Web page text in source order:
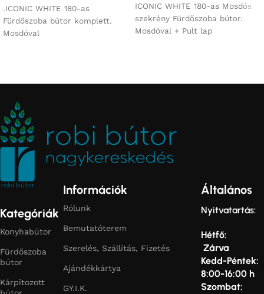
.ICONIC WHITE 180-as
Fürdőszoba bútor komplett.
Mosdóval
ICONIC WHITE 180-as Mosdós
szekrény Fürdőszoba bútor.
Mosdóval + Pult lap
Kategóriák
Konyhabútor
Fürdőszoba
bútor
Kárpitozott
Információk
Rólunk
Bemutatóterem
Szerelés, Szállítás, Fizetés
Ajándékkártya
GY.I.K.
Általános
Nyitvatartás:
Hétfő:
Zárva
Kedd-Péntek:
8:00-16:00 h
Szombat: